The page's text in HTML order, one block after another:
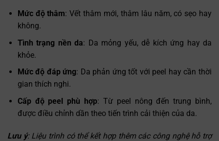
Mức độ thâm: Vết thâm mới, thâm lâu năm, có sẹo hay
không.
Tình trạng nền da: Da mỏng yếu, dễ kích ứng hay da
khỏe.
Mức độ đáp ứng: Da phản ứng tốt với peel hay cần thời
gian thích nghi.
Cấp độ peel phù hợp: Từ peel nông đến trung bình,
được điều chỉnh dần theo tiến trình cải thiện của da.
Lưu ý: Liệu trình có thể kết hợp thêm các công nghệ hỗ trợ